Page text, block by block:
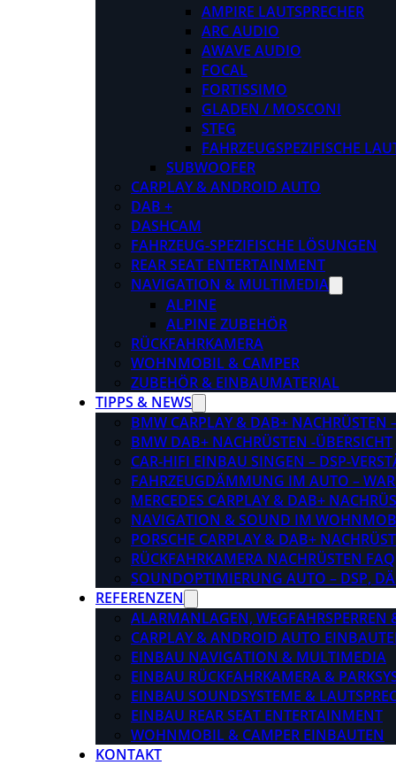
AMPIRE LAUTSPRECHER
ARC AUDIO
AWAVE AUDIO
FOCAL
FORTISSIMO
GLADEN / MOSCONI
STEG
FAHRZEUGSPEZIFISCHE
SUBWOOFER
CARPLAY & ANDROID AUTO
DAB +
DASHCAM
FAHRZEUG-SPEZIFISCHE LÖSUNGEN
REAR SEAT ENTERTAINMENT
NAVIGATION & MULTIMEDIA
ALPINE
ALPINE ZUBEHÖR
RÜCKFAHRKAMERA
WOHNMOBIL & CAMPER
ZUBEHÖR & EINBAUMATERIAL
TIPPS & NEWS
BMW CARPLAY & DAB+ NACHRÜSTEN
BMW DAB+ NACHRÜSTEN -ÜBERSICHT
CAR-HIFI EINBAU SINGEN – DSP-
FAHRZEUGDÄMMUNG IM AUTO –
MERCEDES CARPLAY & DAB+
NAVIGATION & SOUND IM
PORSCHE CARPLAY & DAB+
RÜCKFAHRKAMERA NACHRÜSTEN FAQ
SOUNDOPTIMIERUNG AUTO – DSP,
REFERENZEN
ALARMANLAGEN, WEGFAHRSPERREN
CARPLAY & ANDROID AUTO
EINBAU NAVIGATION & MULTIMEDIA
EINBAU RÜCKFAHRKAMERA &
EINBAU SOUNDSYSTEME &
EINBAU REAR SEAT ENTERTAINMENT
WOHNMOBIL & CAMPER EINBAUTEN
KONTAKT